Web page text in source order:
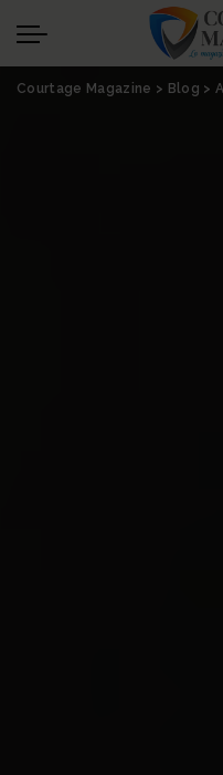
Panneau de gestion
Courtage Magazine > Blog >